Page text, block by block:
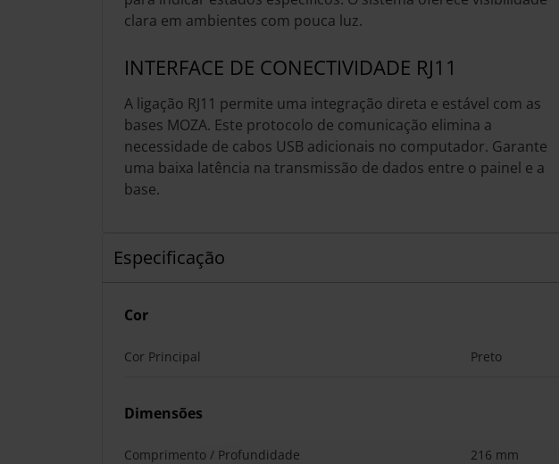
clara em ambientes com pouca luz.
INTERFACE DE CONECTIVIDADE RJ11
A ligação RJ11 permite uma integração direta e estável com as
bases MOZA. Este protocolo de comunicação elimina a
necessidade de cabos USB adicionais no computador. Garante
uma baixa latência na transmissão de dados entre o painel e a
base.
Especificação
Cor
Cor Principal Preto
Dimensões
Comprimento / Profundidade 216 mm